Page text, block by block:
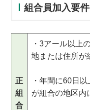
組合員加入要件
正
組
合
・3アール以上
地または住所が
・年間に60日
が組合の地区内